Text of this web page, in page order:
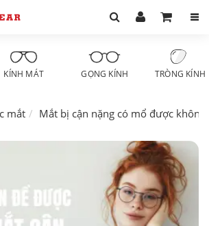
KÍNH MÁT GỌNG KÍNH TRÒNG KÍNH
mắt Mắt bị cận nặng có mổ được không?